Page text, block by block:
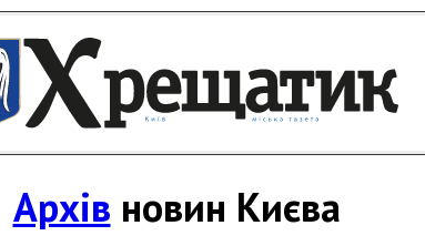
Архів новин Києва